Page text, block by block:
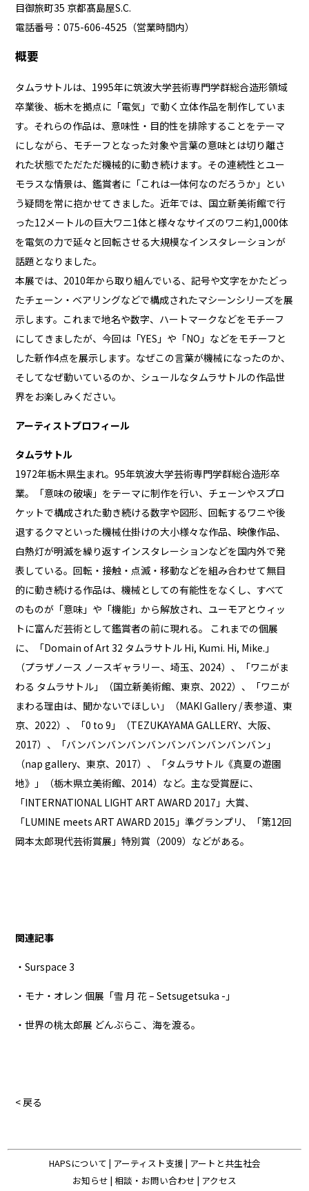
⽬御旅町35 京都髙島屋S.C.
電話番号：075-606-4525（営業時間内）
概要
タムラサトルは、1995年に筑波大学芸術専門学群総合造形領域
卒業後、栃木を拠点に「電気」で動く立体作品を制作していま
す。それらの作品は、意味性・目的性を排除することをテーマ
にしながら、モチーフとなった対象や言葉の意味とは切り離さ
れた状態でただただ機械的に動き続けます。その連続性とユー
モラスな情景は、鑑賞者に「これは一体何なのだろうか」とい
う疑問を常に抱かせてきました。近年では、国立新美術館で行
った12メートルの巨大ワニ1体と様々なサイズのワニ約1,000体
を電気の力で延々と回転させる大規模なインスタレーションが
話題となりました。
本展では、2010年から取り組んでいる、記号や文字をかたどっ
たチェーン・ベアリングなどで構成されたマシーンシリーズを展
示します。これまで地名や数字、ハートマークなどをモチーフ
にしてきましたが、今回は「YES」や「NO」などをモチーフと
した新作4点を展示します。なぜこの言葉が機械になったのか、
そしてなぜ動いているのか、シュールなタムラサトルの作品世
界をお楽しみください。
アーティストプロフィール
タムラサトル
1972年栃木県生まれ。95年筑波大学芸術専門学群総合造形卒
業。「意味の破壊」をテーマに制作を行い、チェーンやスプロ
ケットで構成された動き続ける数字や図形、回転するワニや後
退するクマといった機械仕掛けの大小様々な作品、映像作品、
白熱灯が明滅を繰り返すインスタレーションなどを国内外で発
表している。回転・接触・点滅・移動などを組み合わせて無目
的に動き続ける作品は、機械としての有能性をなくし、すべて
のものが「意味」や「機能」から解放され、ユーモアとウィッ
トに富んだ芸術として鑑賞者の前に現れる。 これまでの個展
に、「Domain of Art 32 タムラサトル Hi, Kumi. Hi, Mike.」
（プラザノース ノースギャラリー、埼玉、2024）、「ワニがま
わる タムラサトル」（国立新美術館、東京、2022）、「ワニが
まわる理由は、聞かないでほしい」（MAKI Gallery / 表参道、東
京、2022）、「0 to 9」（TEZUKAYAMA GALLERY、大阪、
2017）、「バンバンバンバンバンバンバンバンバンバン」
（nap gallery、東京、2017）、「タムラサトル《真夏の遊園
地》」（栃木県立美術館、2014）など。主な受賞歴に、
「INTERNATIONAL LIGHT ART AWARD 2017」大賞、
「LUMINE meets ART AWARD 2015」準グランプリ、「第12回
岡本太郎現代芸術賞展」特別賞（2009）などがある。
関連記事
・Surspace 3
・モナ・オレン 個展「雪 月 花 – Setsugetsuka -」
・世界の桃太郎展 どんぶらこ、海を渡る。
< 戻る
HAPSについて | アーティスト支援 | アートと共生社会
お知らせ | 相談・お問い合わせ | アクセス